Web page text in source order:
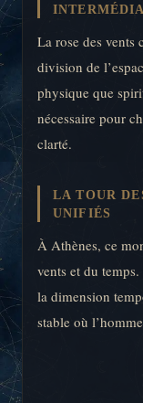
La rose des vents
division de
physique que
nécessaire pour
clarté.
LA TOUR
UNIFIÉS
À Athènes, ce
vents et du
la dimension
stable où